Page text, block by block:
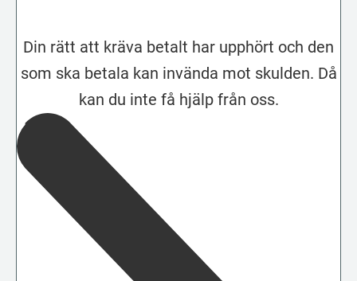
Din rätt att kräva betalt har upphört och den
som ska betala kan invända mot skulden. Då
kan du inte få hjälp från oss.